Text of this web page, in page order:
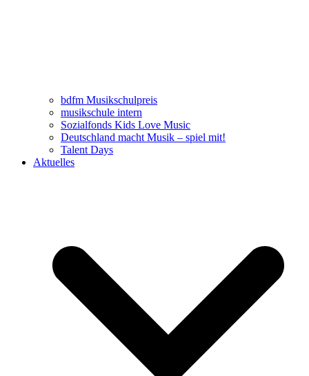
bdfm Musikschulpreis
musikschule intern
Sozialfonds Kids Love Music
Deutschland macht Musik – spiel mit!
Talent Days
Aktuelles